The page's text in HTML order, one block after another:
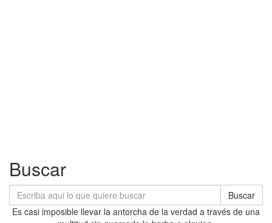
Buscar
Buscar
Es casi imposible llevar la antorcha de la verdad a través de una